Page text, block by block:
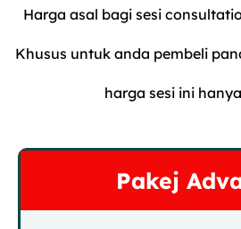
Harga asal bagi sesi
Khusus untuk anda pembeli
harga sesi ini
Pakej